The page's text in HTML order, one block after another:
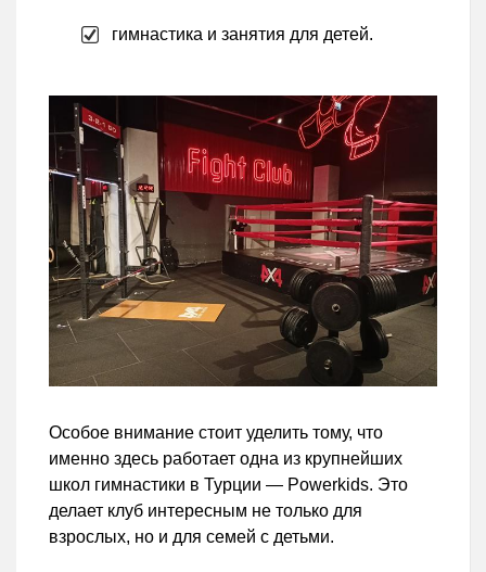
гимнастика и занятия для детей.
Особое внимание стоит уделить тому, что
именно здесь работает одна из крупнейших
школ гимнастики в Турции — Powerkids. Это
делает клуб интересным не только для
взрослых, но и для семей с детьми.